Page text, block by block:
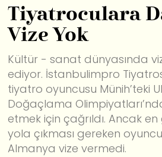
Tiyatroculara
Vize Yok
Kültür - sanat dünyasında
ediyor. İstanbulimpro
tiyatro oyuncusu Münih’teki
Doğaçlama
etmek için çağrıldı. Ancak
yola çıkması gereken
Almanya vize vermedi.